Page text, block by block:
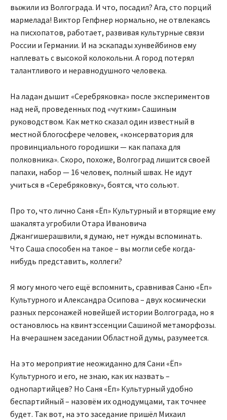
выжили из Волгограда. И что, посадил? Ага, сто порций
мармелада! Виктор Гепфнер нормально, не отвлекаясь
на писхопатов, работает, развивая культурные связи
России и Германии. И на эскапады хунвейбинов ему
наплевать с высокой колокольни. А город потерял
талантливого и неравнодушного человека.
На ладан дышит «Серебряковка» после экспериментов
над ней, проведенных под «чутким» Сашиным
руководством. Как метко сказал один известный в
местной блогосфере человек, «консерватория для
провинциального городишки — как папаха для
полковника». Скоро, похоже, Волгоград лишится своей
папахи, набор — 16 человек, полный швах. Не идут
учиться в «Серебряковку», боятся, что сольют.
Про то, что лично Саня «Ёп» Культурный и вторящие ему
шакалята угробили Отара Ивановича
Джангишерашвили, я думаю, нет нужды вспоминать.
Что Саша способен на такое – вы могли себе когда-
нибудь представить, коллеги?
Я могу много чего ещё вспомнить, сравнивая Саню «Ёп»
Культурного и Александра Осипова – двух космически
разных персонажей новейшей истории Волгограда, но я
остановлюсь на квинтэссенции Сашиной метаморфозы.
На вчерашнем заседании Областной думы, разумеется.
На это мероприятие неожиданно для Сани «Ёп»
Культурного и его, не знаю, как их назвать –
однопартийцев? Но Саня «Ёп» Культурный удобно
беспартийный – назовём их однодумцами, так точнее
будет. Так вот, на это заседание пришёл Михаил